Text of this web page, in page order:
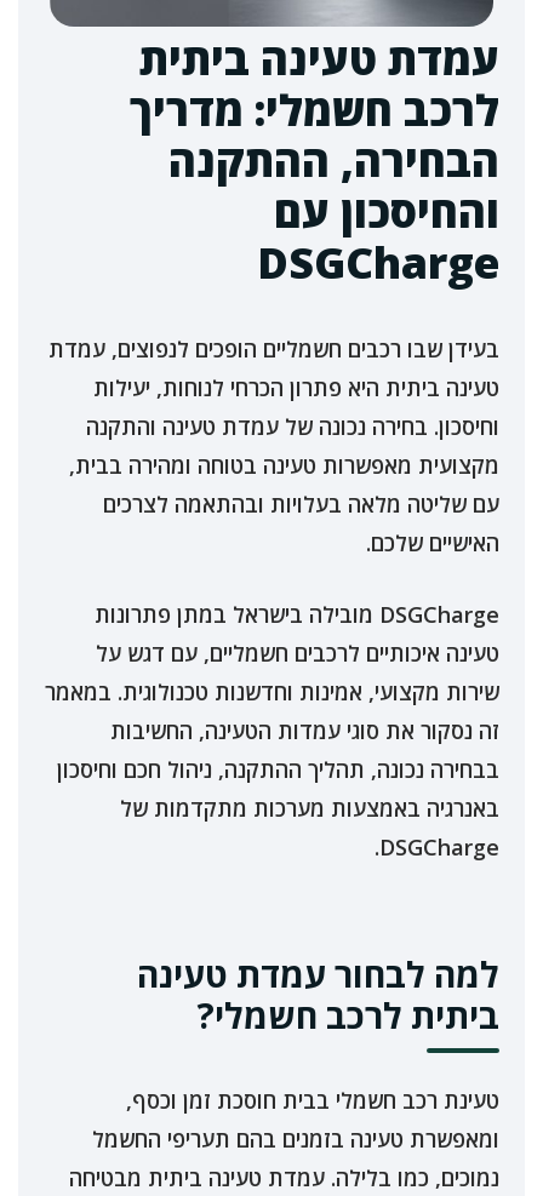
עמדת טעינה ביתית
לרכב חשמלי: מדריך
הבחירה, ההתקנה
והחיסכון עם
DSGCharge
בעידן שבו רכבים חשמליים הופכים לנפוצים, עמדת
טעינה ביתית היא פתרון הכרחי לנוחות, יעילות
וחיסכון. בחירה נכונה של עמדת טעינה והתקנה
מקצועית מאפשרות טעינה בטוחה ומהירה בבית,
עם שליטה מלאה בעלויות ובהתאמה לצרכים
האישיים שלכם.
DSGCharge מובילה בישראל במתן פתרונות
טעינה איכותיים לרכבים חשמליים, עם דגש על
שירות מקצועי, אמינות וחדשנות טכנולוגית. במאמר
זה נסקור את סוגי עמדות הטעינה, החשיבות
בבחירה נכונה, תהליך ההתקנה, ניהול חכם וחיסכון
באנרגיה באמצעות מערכות מתקדמות של
DSGCharge.
למה לבחור עמדת טעינה
ביתית לרכב חשמלי?
טעינת רכב חשמלי בבית חוסכת זמן וכסף,
ומאפשרת טעינה בזמנים בהם תעריפי החשמל
נמוכים, כמו בלילה. עמדת טעינה ביתית מבטיחה